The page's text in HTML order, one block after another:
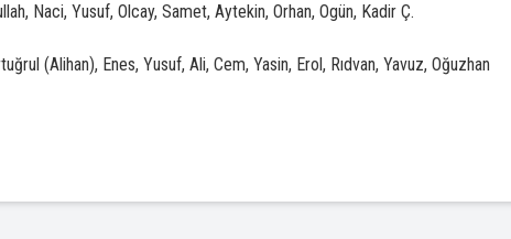
Naci, Yusuf, Olcay, Samet, Aytekin, Orhan, Ogün, Kadir Ç.
(Alihan), Enes, Yusuf, Ali, Cem, Yasin, Erol, Rıdvan, Yavuz, Oğuzhan